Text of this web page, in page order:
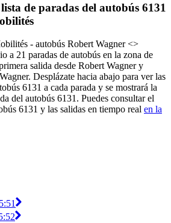
de paradas del autobús 6131
- autobús Robert Wagner <>︎
a 21 paradas de autobús en la zona de
salida desde Robert Wagner y
Desplázate hacia abajo para ver las
6131 a cada parada y se mostrará la
del autobús 6131. Puedes consultar el
6131 y las salidas en tiempo real en la
5:51